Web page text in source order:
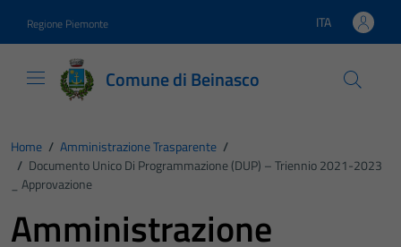
Regione Piemonte Lingua attiva:
ITA
Comune di Beinasco
Home / Amministrazione Trasparente /
/ Documento Unico Di Programmazione (DUP) – Triennio 2021-2023
_ Approvazione
Amministrazione